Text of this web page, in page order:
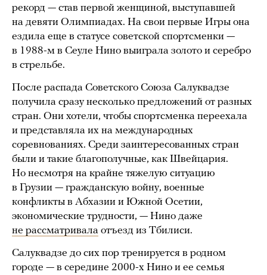
рекорд — став первой женщиной, выступавшей
на девяти Олимпиадах. На свои первые Игры она
ездила еще в статусе советской спортсменки —
в 1988-м в Сеуле Нино выиграла золото и серебро
в стрельбе.
После распада Советского Союза Салуквадзе
получила сразу несколько предложений от разных
стран. Они хотели, чтобы спортсменка переехала
и представляла их на международных
соревнованиях. Среди заинтересованных стран
были и такие благополучные, как Швейцария.
Но несмотря на крайне тяжелую ситуацию
в Грузии — гражданскую войну, военные
конфликты в Абхазии и Южной Осетии,
экономические трудности, — Нино даже
не рассматривала отъезд из Тбилиси.
Салуквадзе до сих пор тренируется в родном
городе — в середине 2000-х Нино и ее семья